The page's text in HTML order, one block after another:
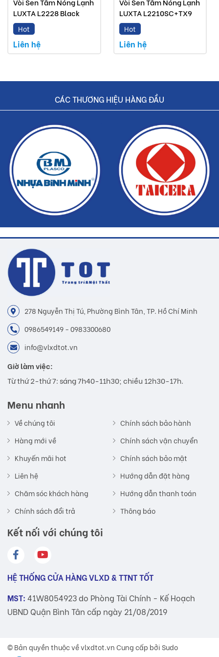
LUXTA L2228 Black
Hot
Liên hệ
LUXTA L2210SC+TX9
Hot
Liên hệ
CÁC THƯƠNG HIỆU HÀNG ĐẦU
278 Nguyễn Thị Tú, Phường Bình Tân, TP. Hồ Chí Minh
0986549149 - 0983300680
info@vlxdtot.vn
Giờ làm việc:
Từ thứ 2-thứ 7: sáng 7h40-11h30; chiều 12h30-17h.
Menu nhanh
Về chúng tôi
Hàng mới về
Khuyến mãi hot
Liên hệ
Chăm sóc khách hàng
Chính sách đổi trả
Chính sách bảo hành
Chính sách vận chuyển
Chính sách bảo mật
Hướng dẫn đặt hàng
Hướng dẫn thanh toán
Thông báo
Kết nối với chúng tôi
HỆ THỐNG CỬA HÀNG VLXD & TTNT TỐT
MST: 41W8054923 do Phòng Tài Chính - Kế Hoạch
UBND Quận Bình Tân cấp ngày 21/08/2019
© Bản quyền thuộc vềvlxdtot.vnCung cấp bởi Sudo